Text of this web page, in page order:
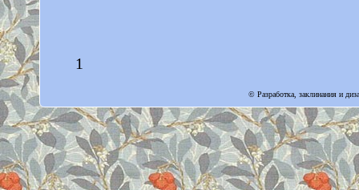
1
© Разработка, заклинания и